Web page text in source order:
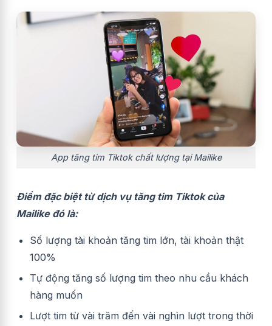
App tăng tim Tiktok chất lượng tại Mailike
Điểm đặc biệt từ dịch vụ tăng tim Tiktok của
Mailike đó là:
Số lượng tài khoản tăng tim lớn, tài khoản thật
100%
Tự động tăng số lượng tim theo nhu cầu khách
hàng muốn
Lượt tim từ vài trăm đến vài nghìn lượt trong thời